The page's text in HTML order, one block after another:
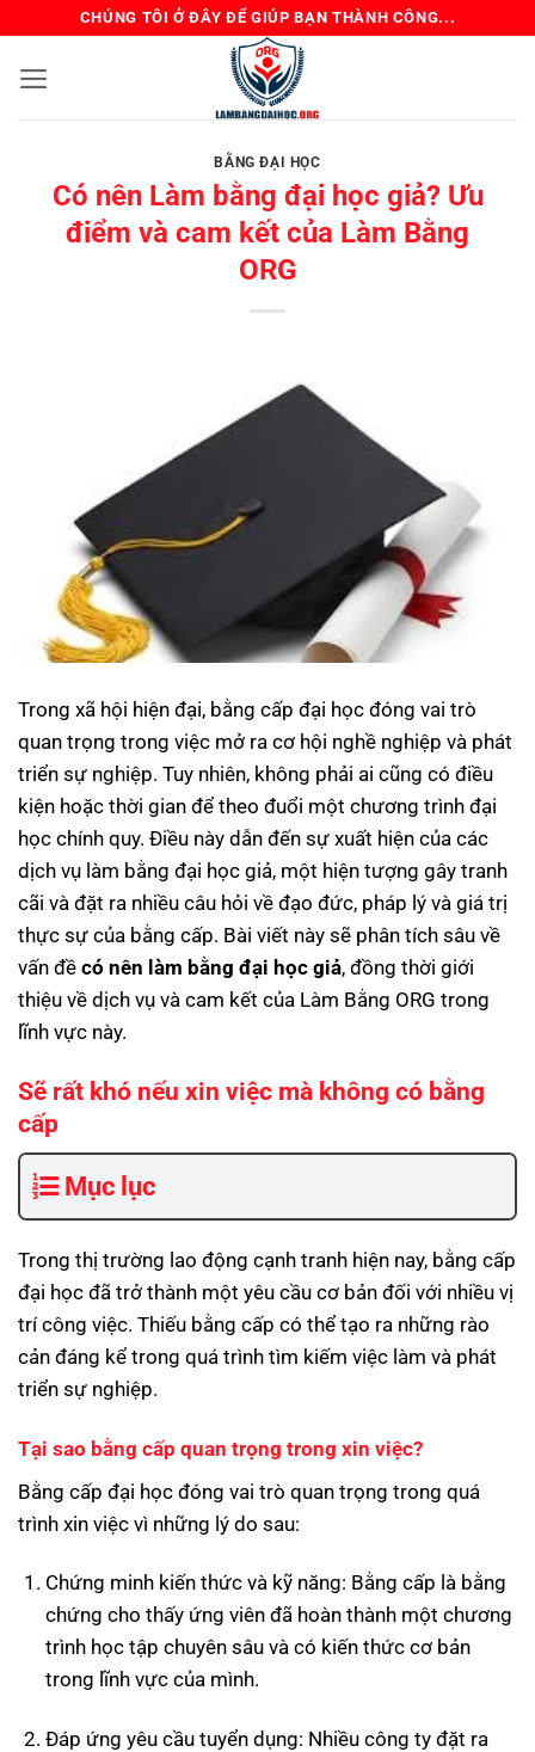
nội
CHÚNG TÔI Ở ĐÂY ĐỂ GIÚP BẠN THÀNH CÔNG...
BẰNG ĐẠI HỌC
Có nên Làm bằng đại học giả? Ưu
điểm và cam kết của Làm Bằng
ORG
Trong xã hội hiện đại, bằng cấp đại học đóng vai trò
quan trọng trong việc mở ra cơ hội nghề nghiệp và phát
triển sự nghiệp. Tuy nhiên, không phải ai cũng có điều
kiện hoặc thời gian để theo đuổi một chương trình đại
học chính quy. Điều này dẫn đến sự xuất hiện của các
dịch vụ làm bằng đại học giả, một hiện tượng gây tranh
cãi và đặt ra nhiều câu hỏi về đạo đức, pháp lý và giá trị
thực sự của bằng cấp. Bài viết này sẽ phân tích sâu về
vấn đề có nên làm bằng đại học giả, đồng thời giới
thiệu về dịch vụ và cam kết của Làm Bằng ORG trong
lĩnh vực này.
Sẽ rất khó nếu xin việc mà không có bằng
cấp
Mục lục
Trong thị trường lao động cạnh tranh hiện nay, bằng cấp
đại học đã trở thành một yêu cầu cơ bản đối với nhiều vị
trí công việc. Thiếu bằng cấp có thể tạo ra những rào
cản đáng kể trong quá trình tìm kiếm việc làm và phát
triển sự nghiệp.
Tại sao bằng cấp quan trọng trong xin việc?
Bằng cấp đại học đóng vai trò quan trọng trong quá
trình xin việc vì những lý do sau:
Chứng minh kiến thức và kỹ năng: Bằng cấp là bằng
chứng cho thấy ứng viên đã hoàn thành một chương
trình học tập chuyên sâu và có kiến thức cơ bản
trong lĩnh vực của mình.
Đáp ứng yêu cầu tuyển dụng: Nhiều công ty đặt ra